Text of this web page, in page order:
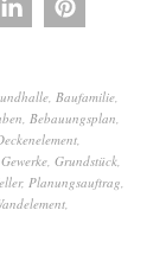
, Baufamilie,
, Bebauungsplan,
,
Gewerke, Grundstück,
, Planungsauftrag,
,